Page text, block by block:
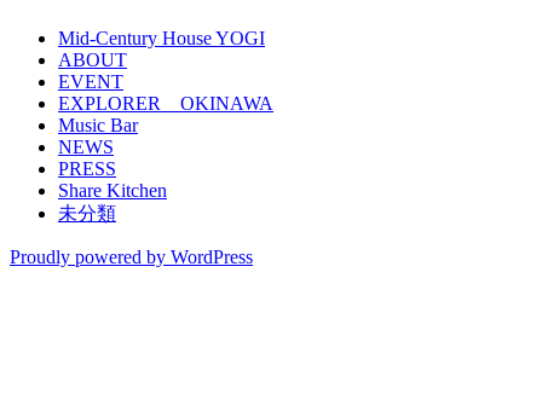
Mid-Century House YOGI
ABOUT
EVENT
EXPLORER OKINAWA
Music Bar
NEWS
PRESS
Share Kitchen
未分類
Proudly powered by WordPress